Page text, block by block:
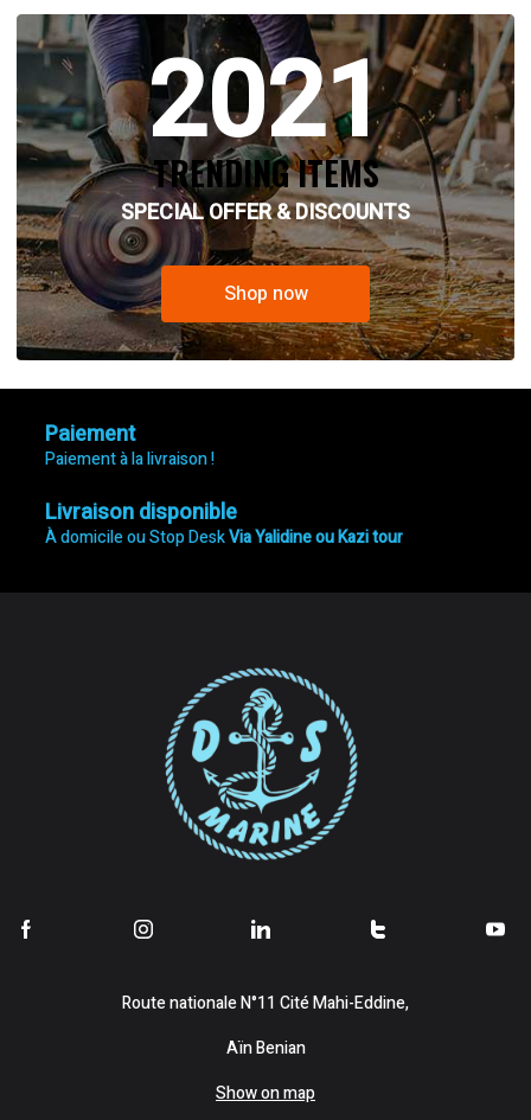
initial
était :
18,500.00 د.ج.
actuel
est :
initial
était :
8,000.00 د.ج.
actuel
est :
2021
TRENDING ITEMS
SPECIAL OFFER & DISCOUNTS
Shop now
Paiement
Paiement à la livraison !
Livraison disponible
À domicile ou Stop DeskVia Yalidine ou Kazi tour
Route nationale N°11 Cité Mahi-Eddine,
Aïn Benian
Show on map